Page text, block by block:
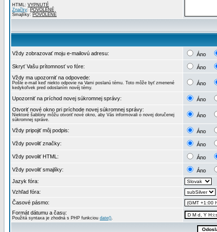
HTML: VYPNUTÉ
Značky: POVOLENÉ
Smajlíky: POVOLENÉ
Vždy zobrazovať moju e-mailovú adresu: Áno
Skryť Vašu prítomnosť vo fóre:
Áno
Vždy ma upozorniť na odpovede:
Pošle e-mail keď niekto odpovie na Vami poslanú tému. Toto môže byť zmenené
kedykoľvek pred odoslaním novéj témy.
Áno
Upozorniť na príchod novej súkromnej správy:
Áno
Otvoriť nové okno pri príchode novej súkromnej správy:
Niektoré šablóny môžu otvoriť nové okno, aby Vás informovali o novej doručenej
súkromnej správe.
Áno
Vždy pripojiť môj podpis: Áno
Vždy povoliť značky: Áno
Vždy povoliť HTML: Áno
Vždy povoliť smajlíky:
Áno
Jazyk fóra:
Vzhľad fóra:
Časové pásmo:
Formát dátumu a času:
Použitá syntaxa je zhodná s PHP funkciou date().